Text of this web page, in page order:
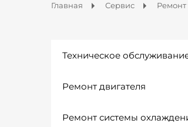
Главная Сервис Ремонт
Техническое
Ремонт двигателя
Ремонт системы